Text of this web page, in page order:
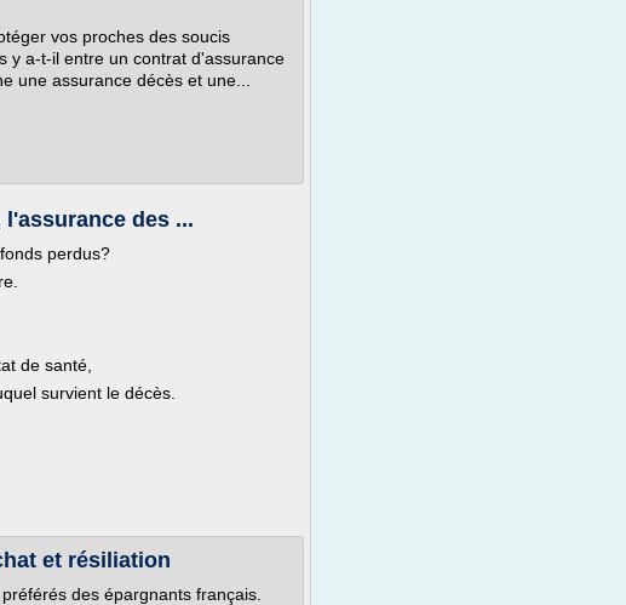
vos proches des soucis
y a-t-il entre un contrat d'assurance
une assurance décès et une...
des ...
perdus?
de santé,
survient le décès.
et résiliation
des épargnants français.